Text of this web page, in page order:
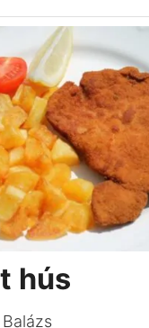
kifejezetten örül
ugyanis
vezető